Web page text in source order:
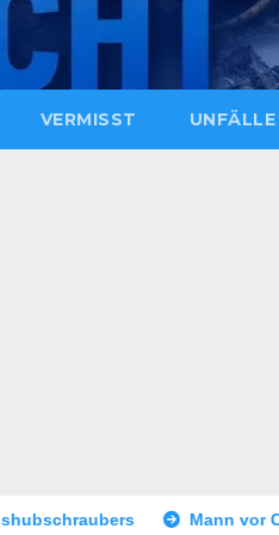
VERMISST UNFÄLLE
Mann vor Café angeschossen